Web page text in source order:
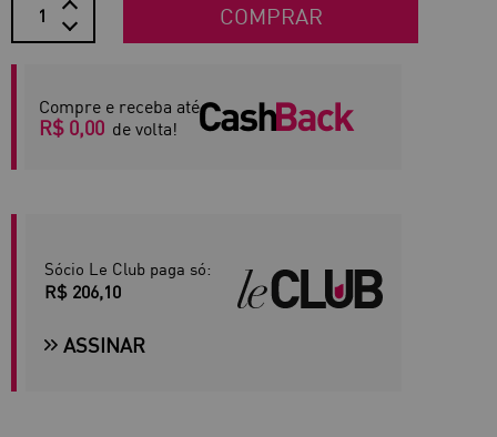
COMPRAR
Compre e receba até
R$ 0,00 de volta!
Sócio Le Club paga só:
R$ 206,10
ASSINAR